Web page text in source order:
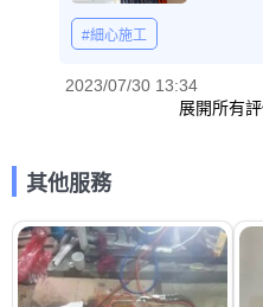
#細心施工
2023/07/30 13:34
展開所有
其他服務